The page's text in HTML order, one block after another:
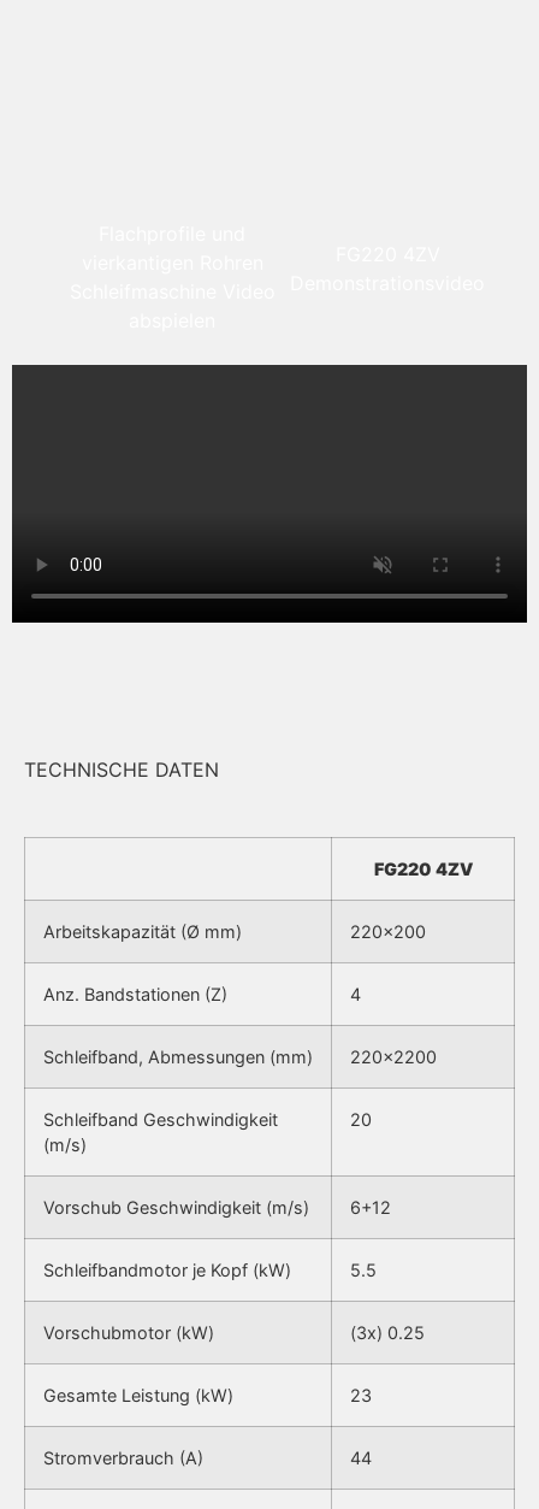
TECHNISCHE DATEN
FG220 4ZV
Arbeitskapazität (Ø mm) 220×200
Anz. Bandstationen (Z) 4
Schleifband, Abmessungen (mm) 220×2200
Schleifband Geschwindigkeit
(m/s)
20
Vorschub Geschwindigkeit (m/s) 6+12
Schleifbandmotor je Kopf (kW) 5.5
Vorschubmotor (kW) (3x) 0.25
Gesamte Leistung (kW) 23
Stromverbrauch (A) 44